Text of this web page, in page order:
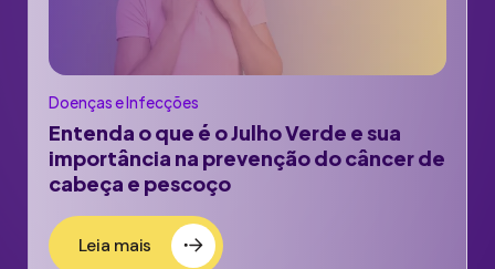
Doenças e Infecções
Entenda o que é o Julho Verde e sua
importância na prevenção do câncer de
cabeça e pescoço
Leia mais